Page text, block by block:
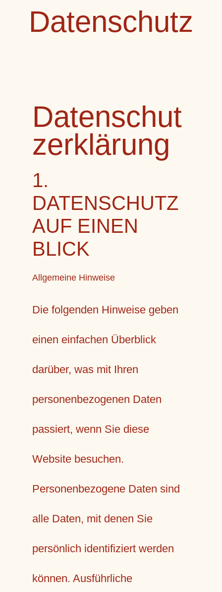
Datenschutz
Datenschut
z­erklärung
1.
DATENSCHUTZ
AUF EINEN
BLICK
Allgemeine Hinweise
Die folgenden Hinweise geben
einen einfachen Überblick
darüber, was mit Ihren
personenbezogenen Daten
passiert, wenn Sie diese
Website besuchen.
Personenbezogene Daten sind
alle Daten, mit denen Sie
persönlich identifiziert werden
können. Ausführliche